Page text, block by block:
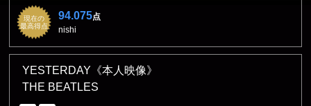
現在の
最高得点
94.075点
nishi
YESTERDAY《本人映像》
THE BEATLES